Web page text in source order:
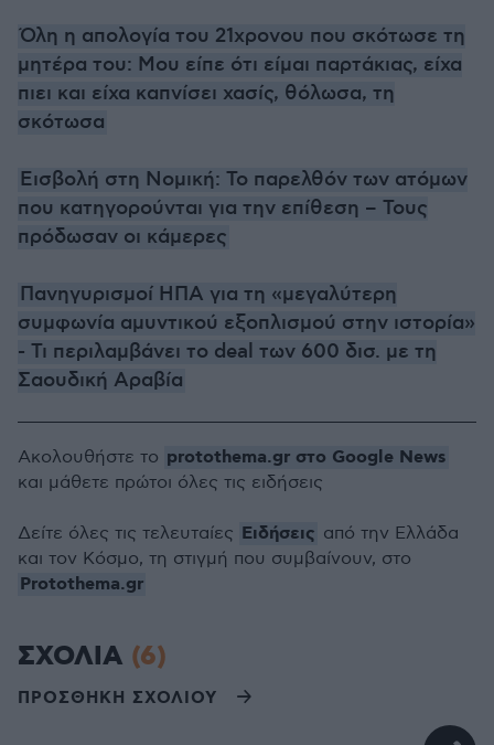
Όλη η απολογία του 21χρονου που σκότωσε τη
μητέρα του: Μου είπε ότι είμαι παρτάκιας, είχα
πιει και είχα καπνίσει χασίς, θόλωσα, τη
σκότωσα
Εισβολή στη Νομική: Το παρελθόν των ατόμων
που κατηγορούνται για την επίθεση – Τους
πρόδωσαν οι κάμερες
Πανηγυρισμοί ΗΠΑ για τη «μεγαλύτερη
συμφωνία αμυντικού εξοπλισμού στην ιστορία»
- Τι περιλαμβάνει το deal των 600 δισ. με τη
Σαουδική Αραβία
Ακολουθήστε το protothema.gr στο Google News
και μάθετε πρώτοι όλες τις ειδήσεις
Δείτε όλες τις τελευταίες Ειδήσεις από την Ελλάδα
και τον Κόσμο, τη στιγμή που συμβαίνουν, στο
Protothema.gr
ΣΧΟΛΙΑ (6)
ΠΡΟΣΘΗΚΗ ΣΧΟΛΙΟΥ